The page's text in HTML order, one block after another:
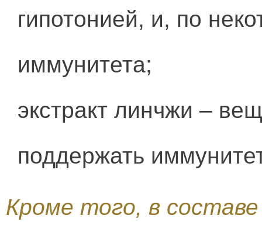
гипотонией, и, по
иммунитета;
экстракт линчжи –
поддержать
Кроме того, в